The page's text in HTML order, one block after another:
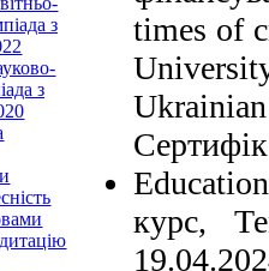
з
з
times of
курс,